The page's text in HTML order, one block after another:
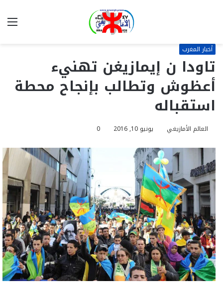
أخبار المغرب
تاودا ن إيمازيغن تهنيء
أعظوش وتطالب بإنجاح محطة
استقباله
العالم الأمازيغي يونيو 10, 2016 0